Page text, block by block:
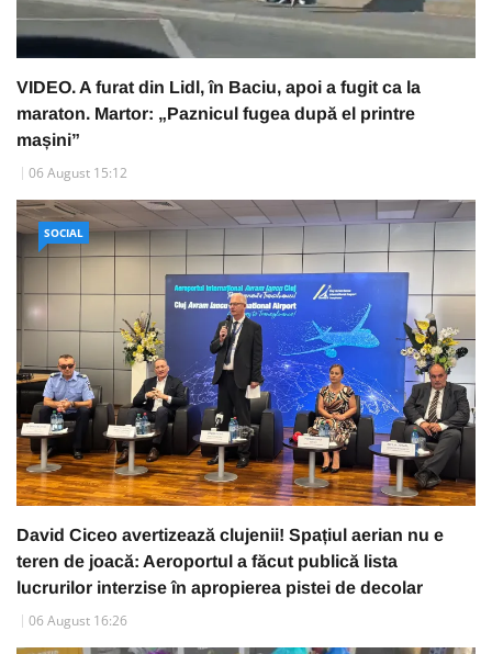
VIDEO. A furat din Lidl, în Baciu, apoi a fugit ca la
maraton. Martor: „Paznicul fugea după el printre
mașini”
06 August 15:12
SOCIAL
David Ciceo avertizează clujenii! Spațiul aerian nu e
teren de joacă: Aeroportul a făcut publică lista
lucrurilor interzise în apropierea pistei de decolar
06 August 16:26